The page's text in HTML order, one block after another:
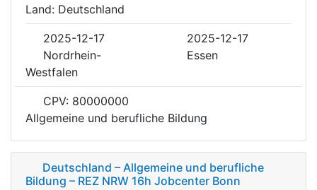
Land: Deutschland
2025-12-17
2025-12-17
Nordrhein-
Westfalen
Essen
CPV: 80000000
Allgemeine und berufliche Bildung
Deutschland – Allgemeine und berufliche
Bildung – REZ NRW 16h Jobcenter Bonn